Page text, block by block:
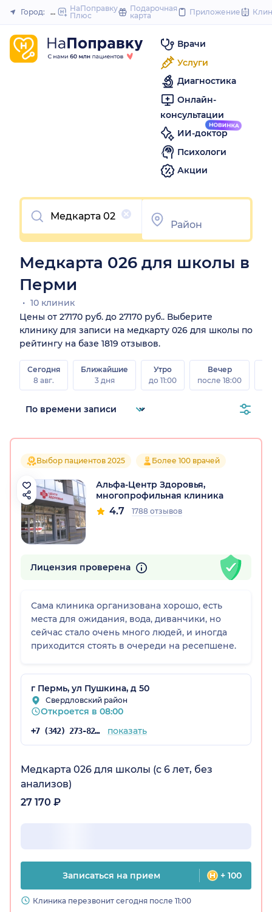
to
Закрыть
Город: ПермьНаПоправку
Плюс
Подарочная
карта
Приложение
Врачи
Услуги
Диагностика
Онлайн-
консультации
ИИ-доктор
Психологи
Акции
Очистить
Медкарта 026 для школы в
Перми
10 клиник
Цены от 27170 руб. до 27170 руб.. Выберите
клинику для записи на медкарту 026 для школы по
рейтингу на базе 1819 отзывов.
Сегодня
8 авг.
Ближайшие
3 дня
Утро
до 11:00
Вечер
после 18:00
Выбор пациентов 2025 Более 100 врачей
Альфа-Центр Здоровья,
многопрофильная клиника
4.7 1788 отзывов
Лицензия проверена
Сама клиника организована хорошо, есть
места для ожидания, вода, диванчики, но
сейчас стало очень много людей, и иногда
приходится стоять в очереди на ресепшене.
г Пермь, ул Пушкина, д 50
Свердловский район
Откроется в 08:00
+7 (342) 273-82-37 показать
Медкарта 026 для школы (с 6 лет, без
анализов)
27 170 ₽
Записаться на прием + 100
Клиника перезвонит сегодня после 11:00